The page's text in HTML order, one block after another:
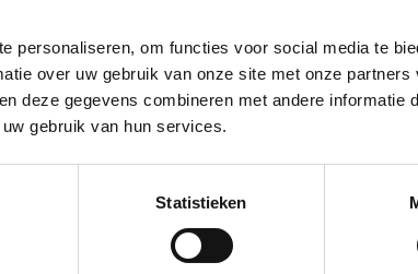
personaliseren, om functies voor social media te
over uw gebruik van onze site met onze partners
deze gegevens combineren met andere informatie
gebruik van hun services.
Statistieken
kraamcadeau voor baby en kersverse ouders!